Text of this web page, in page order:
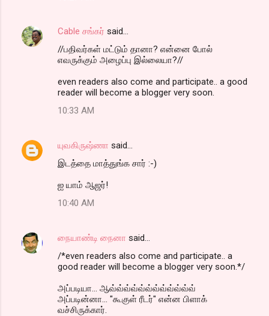
Cable சங்கர் said…
//ப‌திவ‌ர்க‌ள் ம‌ட்டும் தானா? என்னை போல்
எவ‌ருக்கும் அழைப்பு இல்லையா?//
even readers also come and participate.. a good
reader will become a blogger very soon.
10:33 AM
யுவகிருஷ்ணா said…
இடத்தை மாத்துங்க சார் :-)
ஐ யாம் ஆஜர்!
10:40 AM
நையாண்டி நைனா said…
/*even readers also come and participate.. a
good reader will become a blogger very soon.*/
அப்படியா... ஆவ்வ்வ்வ்வ்வ்வ்வ்வ்வ்வ்வ்
அப்படின்னா... "கூகுள் ரீடர்" என்ன பிளாக்
வச்சிருக்கார்.